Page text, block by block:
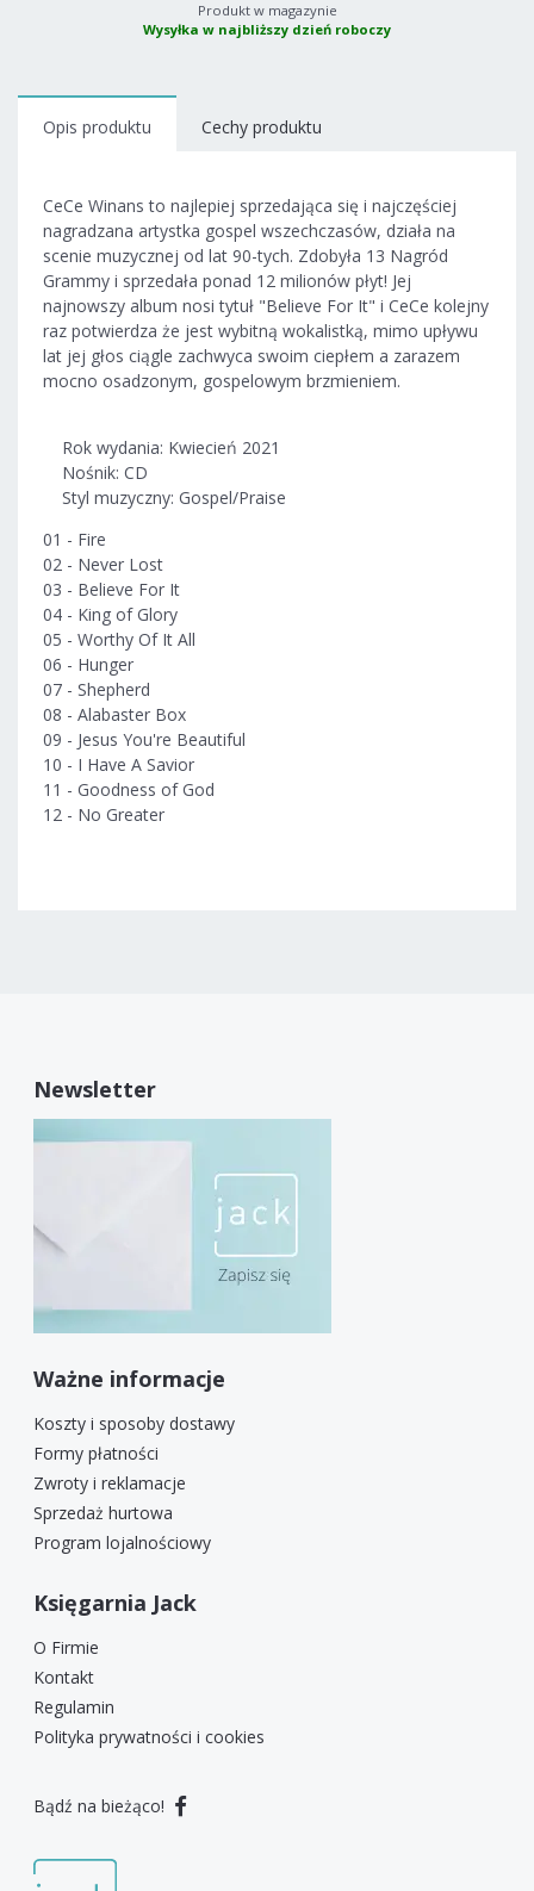
Produkt w magazynie
Wysyłka w najbliższy dzień roboczy
Opis produktu Cechy produktu
CeCe Winans to najlepiej sprzedająca się i najczęściej
nagradzana artystka gospel wszechczasów, działa na
scenie muzycznej od lat 90-tych. Zdobyła 13 Nagród
Grammy i sprzedała ponad 12 milionów płyt! Jej
najnowszy album nosi tytuł "Believe For It" i CeCe kolejny
raz potwierdza że jest wybitną wokalistką, mimo upływu
lat jej głos ciągle zachwyca swoim ciepłem a zarazem
mocno osadzonym, gospelowym brzmieniem.
Rok wydania: Kwiecień 2021
Nośnik: CD
Styl muzyczny: Gospel/Praise
01 - Fire
02 - Never Lost
03 - Believe For It
04 - King of Glory
05 - Worthy Of It All
06 - Hunger
07 - Shepherd
08 - Alabaster Box
09 - Jesus You're Beautiful
10 - I Have A Savior
11 - Goodness of God
12 - No Greater
Newsletter
Ważne informacje
Koszty i sposoby dostawy
Formy płatności
Zwroty i reklamacje
Sprzedaż hurtowa
Program lojalnościowy
Księgarnia Jack
O Firmie
Kontakt
Regulamin
Polityka prywatności i cookies
Bądź na bieżąco!